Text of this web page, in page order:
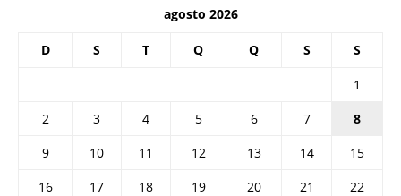
agosto 2026
D S T Q Q S S
1
2
3 4 5 6 7
8
9
10 11 12 13 14
15
16
17 18 19 20 21
22